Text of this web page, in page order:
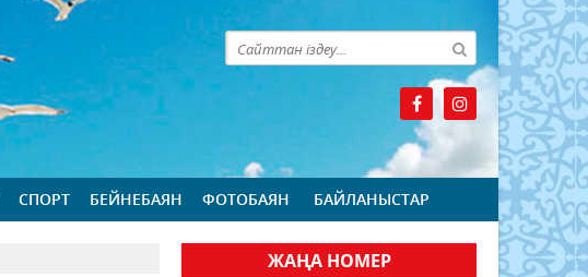
СПОРТ БЕЙНЕБАЯН ФОТОБАЯН БАЙЛАНЫСТАР
ЖАҢА НОМЕР